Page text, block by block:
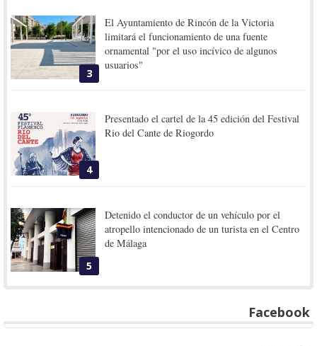
3
El Ayuntamiento de Rincón de la Victoria
limitará el funcionamiento de una fuente
ornamental "por el uso incívico de algunos
usuarios"
4
Presentado el cartel de la 45 edición del Festival
Rio del Cante de Riogordo
5
Detenido el conductor de un vehículo por el
atropello intencionado de un turista en el Centro
de Málaga
Facebook